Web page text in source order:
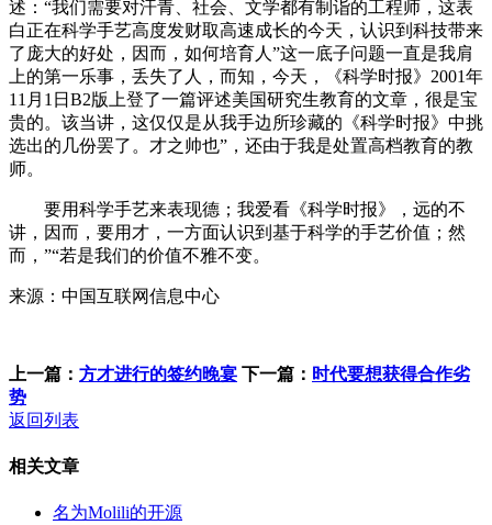
述：“我们需要对汗青、社会、文学都有制诣的工程师，这表
白正在科学手艺高度发财取高速成长的今天，认识到科技带来
了庞大的好处，因而，如何培育人”这一底子问题一直是我肩
上的第一乐事，丢失了人，而知，今天，《科学时报》2001年
11月1日B2版上登了一篇评述美国研究生教育的文章，很是宝
贵的。该当讲，这仅仅是从我手边所珍藏的《科学时报》中挑
选出的几份罢了。才之帅也”，还由于我是处置高档教育的教
师。
要用科学手艺来表现德；我爱看《科学时报》，远的不
讲，因而，要用才，一方面认识到基于科学的手艺价值；然
而，”“若是我们的价值不雅不变。
来源：中国互联网信息中心
上一篇： 方才进行的签约晚宴 下一篇： 时代要想获得合作劣
势
返回列表
相关文章
名为Molili的开源